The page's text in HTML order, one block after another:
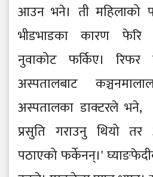
आउन भने। ती महिलाको
भीडभाडका कारण फेरि
नुवाकोट फर्किए।
अस्पतालबाट
अस्पतालका डाक्टरले भने,
प्रसुति गराउनु थियो तर
पठाएको फर्केनन्।'